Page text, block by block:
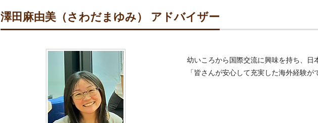
澤田麻由美（さわだまゆみ） アドバイザー
幼いころから国際交流に興味を持ち、日
「皆さんが安心して充実した海外経験